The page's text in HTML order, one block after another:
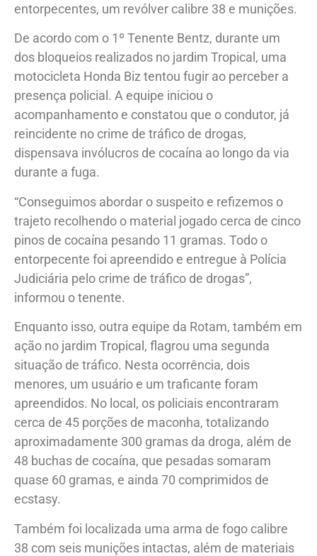
entorpecentes, um revólver calibre 38 e munições.
De acordo com o 1º Tenente Bentz, durante um
dos bloqueios realizados no jardim Tropical, uma
motocicleta Honda Biz tentou fugir ao perceber a
presença policial. A equipe iniciou o
acompanhamento e constatou que o condutor, já
reincidente no crime de tráfico de drogas,
dispensava invólucros de cocaína ao longo da via
durante a fuga.
“Conseguimos abordar o suspeito e refizemos o
trajeto recolhendo o material jogado cerca de cinco
pinos de cocaína pesando 11 gramas. Todo o
entorpecente foi apreendido e entregue à Polícia
Judiciária pelo crime de tráfico de drogas”,
informou o tenente.
Enquanto isso, outra equipe da Rotam, também em
ação no jardim Tropical, flagrou uma segunda
situação de tráfico. Nesta ocorrência, dois
menores, um usuário e um traficante foram
apreendidos. No local, os policiais encontraram
cerca de 45 porções de maconha, totalizando
aproximadamente 300 gramas da droga, além de
48 buchas de cocaína, que pesadas somaram
quase 60 gramas, e ainda 70 comprimidos de
ecstasy.
Também foi localizada uma arma de fogo calibre
38 com seis munições intactas, além de materiais